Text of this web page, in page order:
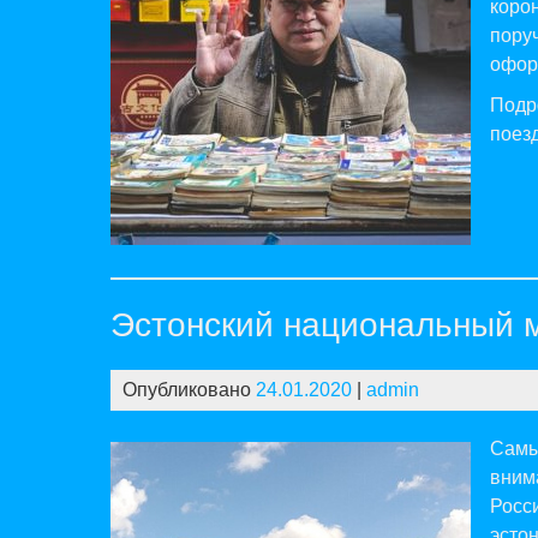
Эстонский национальный
Опубликовано 24.01.2020 admin